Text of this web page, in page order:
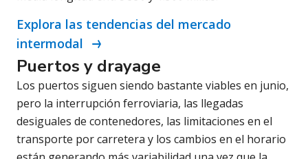
Explora las tendencias del mercado
intermodal
Puertos y drayage
Los puertos siguen siendo bastante viables en junio,
pero la interrupción ferroviaria, las llegadas
desiguales de contenedores, las limitaciones en el
transporte por carretera y los cambios en el horario